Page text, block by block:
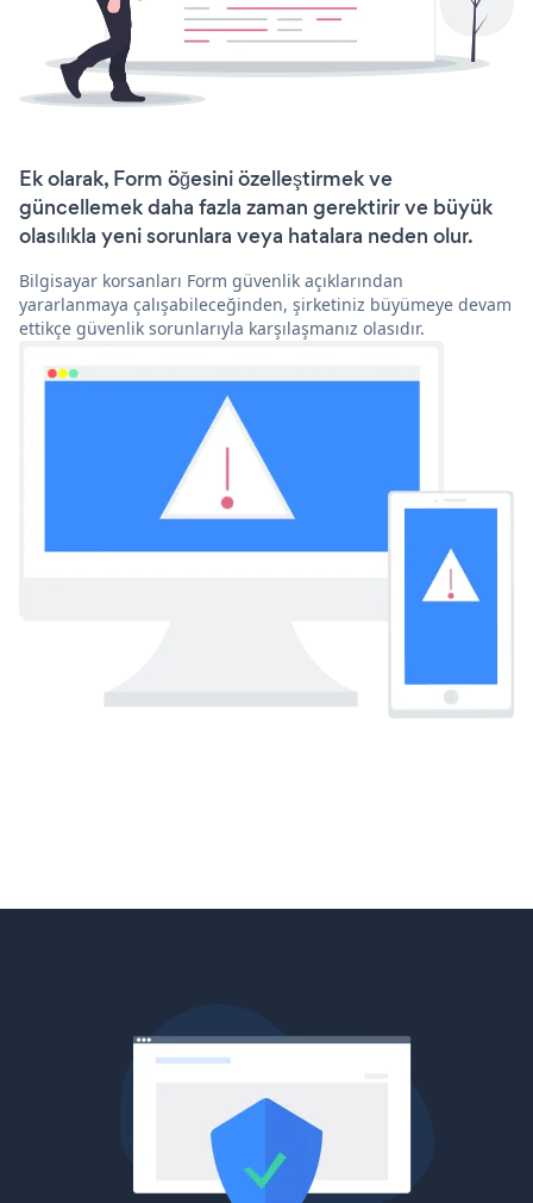
Ek olarak, Form öğesini özelleştirmek ve
güncellemek daha fazla zaman gerektirir ve büyük
olasılıkla yeni sorunlara veya hatalara neden olur.
Bilgisayar korsanları Form güvenlik açıklarından
yararlanmaya çalışabileceğinden, şirketiniz büyümeye devam
ettikçe güvenlik sorunlarıyla karşılaşmanız olasıdır.